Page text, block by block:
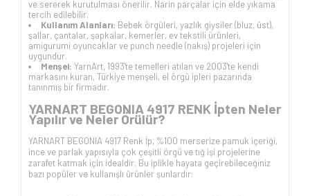
ve sererek kurutulması önerilir. Narin parçalar için elde yıkama
tercih edilebilir.
Kullanım Alanları: Bebek örgüleri, yazlık giysiler (bluz, üst),
şallar, çantalar, şapkalar, kemerler, ev tekstili ürünleri,
amigurumi oyuncaklar ve punch needle (nakış) projeleri için
uygundur.
Menşei: YarnArt, 1993'te temelleri atılan ve 2003'te kendi
markasını kuran, Türkiye menşeli, el örgü ipleri pazarında
tanınmış bir firmadır.
YARNART BEGONIA 4917 RENK İpten Neler
Yapılır ve Neler Örülür?
YARNART BEGONIA 4917 Renk İp, %100 merserize pamuk içeriği,
ince ve parlak yapısıyla çok çeşitli örgü ve tığ işi projelerine
zarafet katmak için idealdir. Bu iplikle hayata geçirebileceğiniz
bazı popüler ve kullanışlı ürünler şunlardır: